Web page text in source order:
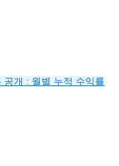
개 : 월별 누적 수익률